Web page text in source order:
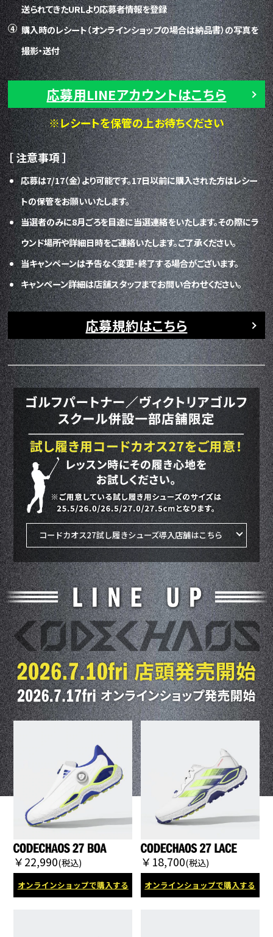
送られてきたURLより応募者情報を登録
購入時のレシート（オンラインショップの場合は納品書）の写真を
撮影・送付
応募用LINEアカウントはこちら
※レシートを保管の上お待ちください
［ 注意事項 ］
応募は7/17（金）より可能です。17日以前に購入された方はレシー
トの保管をお願いいたします。
当選者のみに8月ごろを目途に当選連絡をいたします。その際にラ
ウンド場所や詳細日時をご連絡いたします。ご了承ください。
当キャンペーンは予告なく変更・終了する場合がございます。
キャンペーン詳細は店舗スタッフまでお問い合わせください。
応募規約はこちら
コードカオス27試し履きシューズ導入店舗はこちら
￥22,990(税込)
オンラインショップで購入する
￥18,700(税込)
オンラインショップで購入する